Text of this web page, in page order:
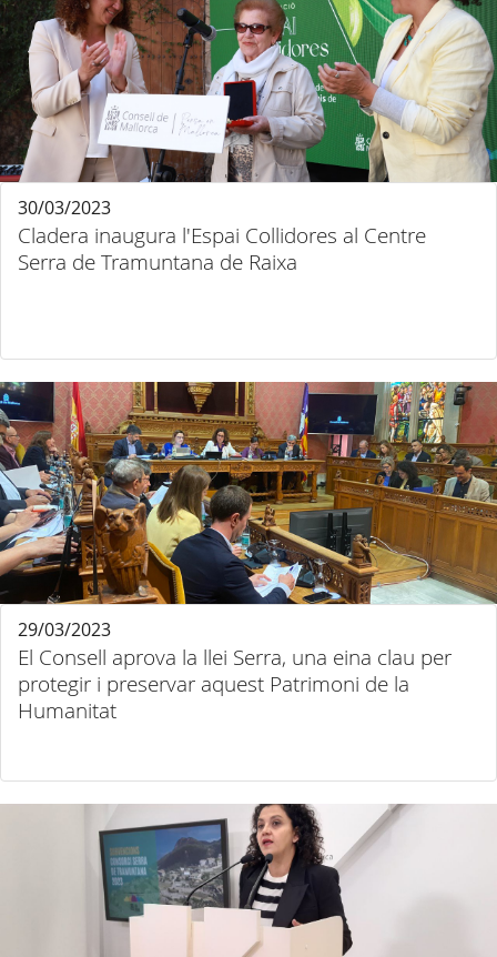
Cladera inaugura l'Espai Collidores al Centre
Serra de Tramuntana de Raixa
30/03/2023
El Consell aprova la llei Serra, una eina clau per
protegir i preservar aquest Patrimoni de la
Humanitat
29/03/2023